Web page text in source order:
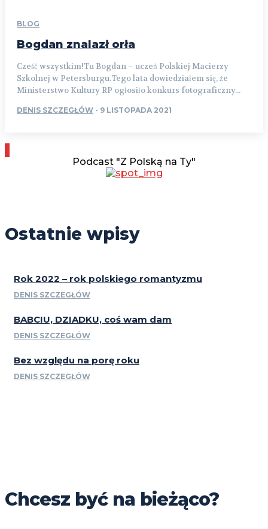
BLOG
Bogdan znalazł orła
Cześć wszystkim!Tu Bogdan – uczeń Polskiej Macierzy
Szkolnej w Petersburgu.Tego lata dowiedziałem się, że
Ministerstwo Kultury RP ogłosiło konkurs fotograficzny...
DENIS SZCZEGŁÓW - 9 LISTOPADA 2021
Podcast "Z Polską na Ty"
Ostatnie wpisy
Rok 2022 – rok polskiego romantyzmu
DENIS SZCZEGŁÓW
BABCIU, DZIADKU, coś wam dam
DENIS SZCZEGŁÓW
Bez względu na porę roku
DENIS SZCZEGŁÓW
Chcesz być na bieżąco?